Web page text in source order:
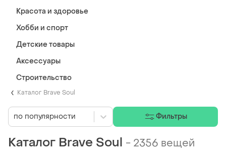
Каталог Brave Soul
Каталог Brave Soul - 2356 вещей
по популярности Фильтры
Красота и здоровье
Хобби и спорт
Детские товары
Аксессуары
Строительство